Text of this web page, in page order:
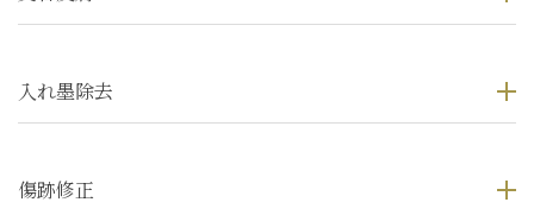
入れ墨除去
傷跡修正